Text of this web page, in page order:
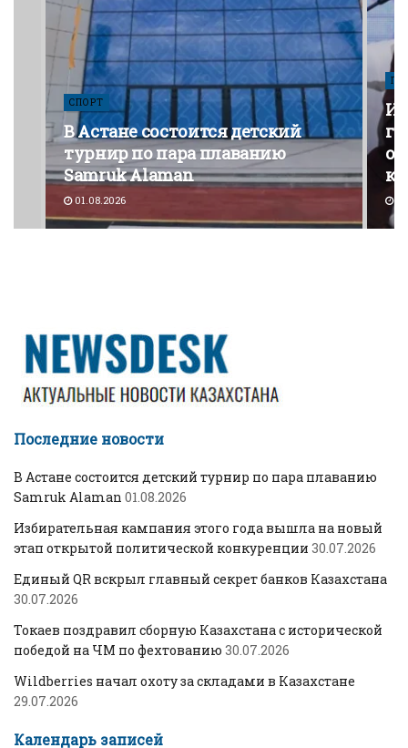
СПОРТ
В Астане состоится детский
турнир по пара плаванию
Samruk Alaman
01.08.2026
Последние новости
В Астане состоится детский турнир по пара плаванию
Samruk Alaman 01.08.2026
Избирательная кампания этого года вышла на новый
этап открытой политической конкуренции 30.07.2026
Единый QR вскрыл главный секрет банков Казахстана
30.07.2026
Токаев поздравил сборную Казахстана с исторической
победой на ЧМ по фехтованию 30.07.2026
Wildberries начал охоту за складами в Казахстане
29.07.2026
Календарь записей